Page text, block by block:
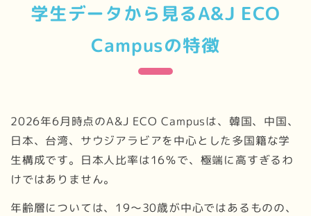
学生データから見るA&J ECO
Campusの特徴
2026年6月時点のA&J ECO Campusは、韓国、中国、
日本、台湾、サウジアラビアを中心とした多国籍な学
生構成です。日本人比率は16％で、極端に高すぎるわ
けではありません。
年齢層については、19〜30歳が中心ではあるものの、